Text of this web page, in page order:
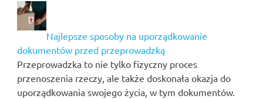
Najlepsze sposoby na uporządkowanie
dokumentów przed przeprowadzką
Przeprowadzka to nie tylko fizyczny proces
przenoszenia rzeczy, ale także doskonała okazja do
uporządkowania swojego życia, w tym dokumentów.